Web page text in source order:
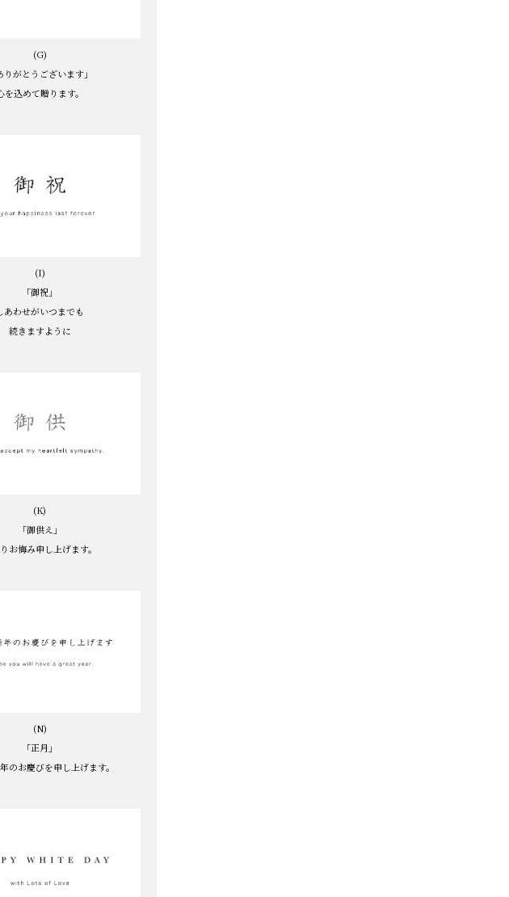
(G)
りがとうございます」
を込めて贈ります。
(I)
「御祝」
あわせがいつまでも
続きますように
(K)
「御供え」
お悔み申し上げます。
(N)
「正月」
のお慶びを申し上げます。